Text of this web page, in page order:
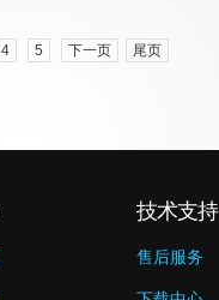
4 5 下一页 尾页
技术支持
售后服务